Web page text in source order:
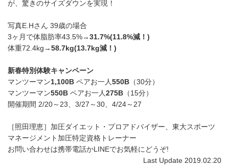
が、驚きのサイズダウンを実現！
写真E.Hさん 39歳の場合
3ヶ月で体脂肪率43.5%→31.7%(11.8%減！)
体重72.4kg→58.7kg(13.7kg減！)
新春特別体験キャンペーン
マンツーマン1,100B ペアお一人550B （30分）
マンツーマン550B ペアお一人275B （15分）
開催期間 2/20～23、3/27～30、4/24～27
［照田理恵］加圧ダイエット・プロアドバイザー、東大スポーツ
マネージメント加圧特定資格トレーナー
お問い合わせは携帯電話かLINEでお気軽にどうぞ!
Last Update 2019.02.20